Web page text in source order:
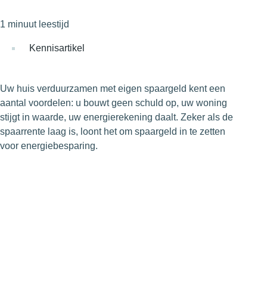
1 minuut leestijd
Kennisartikel
Uw huis verduurzamen met eigen spaargeld kent een
aantal voordelen: u bouwt geen schuld op, uw woning
stijgt in waarde, uw energierekening daalt. Zeker als de
spaarrente laag is, loont het om spaargeld in te zetten
voor energiebesparing.